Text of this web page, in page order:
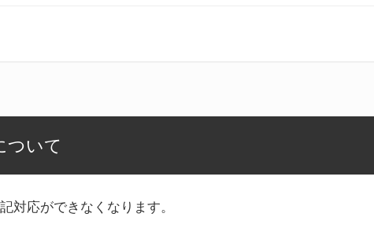
ついて
対応ができなくなります。